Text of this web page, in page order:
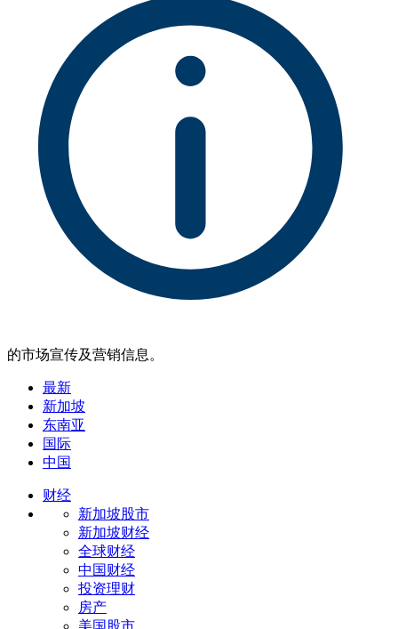
的市场宣传及营销信息。
最新
新加坡
东南亚
国际
中国
财经
新加坡股市
新加坡财经
全球财经
中国财经
投资理财
房产
美国股市